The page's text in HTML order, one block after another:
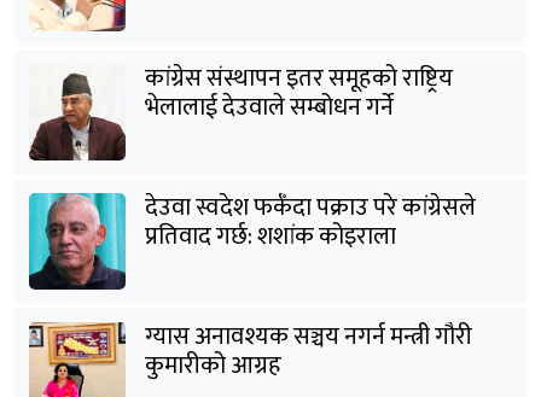
कांग्रेस संस्थापन इतर समूहको राष्ट्रिय
भेलालाई देउवाले सम्बोधन गर्ने
देउवा स्वदेश फर्कँदा पक्राउ परे कांग्रेसले
प्रतिवाद गर्छ: शशांक कोइराला
ग्यास अनावश्यक सञ्चय नगर्न मन्त्री गौरी
कुमारीको आग्रह